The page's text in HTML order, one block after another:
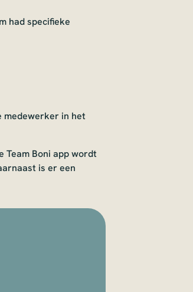
had specifieke
medewerker in het
Team Boni app wordt
is er een